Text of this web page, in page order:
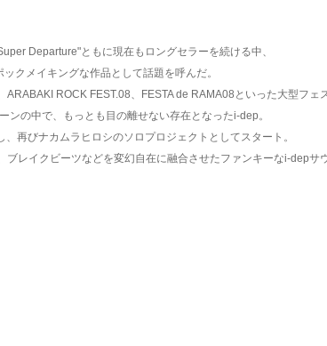
Departure"ともに現在もロングセラーを続ける中、
クメイキングな作品として話題を呼んだ。
ARABAKI ROCK FEST.08、FESTA de RAMA08といった大型フ
ンの中で、もっとも目の離せない存在となったi-dep。
再びナカムラヒロシのソロプロジェクトとしてスタート。
レイクビーツなどを変幻自在に融合させたファンキーなi-depサ